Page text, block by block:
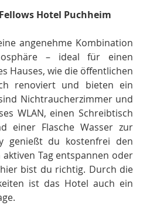
Hotel Puchheim
angenehme Kombination
– ideal für einen
Hauses, wie die öffentlichen
renoviert und bieten ein
Nichtraucherzimmer und
WLAN, einen Schreibtisch
einer Flasche Wasser zur
genießt du kostenfrei den
Tag entspannen oder
bist du richtig. Durch die
ist das Hotel auch ein